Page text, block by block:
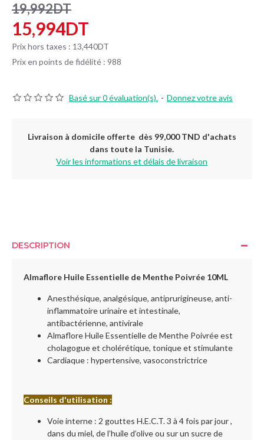
Basé sur 0 évaluation(s). - Donnez votre avis
15,994DT
19,992DT
Prix hors taxes : 13,440DT
Prix en points de fidélité : 988
Livraison à domicile offerte dès 99,000 TND d'achats
dans toute la Tunisie.
Voir les informations et délais de livraison
DESCRIPTION
Almaflore Huile Essentielle de Menthe Poivrée 10ML
Anesthésique, analgésique, antiprurigineuse, anti-
inflammatoire urinaire et intestinale,
antibactérienne, antivirale
Almaflore Huile Essentielle de Menthe Poivrée est
cholagogue et cholérétique, tonique et stimulante
Cardiaque : hypertensive, vasoconstrictrice
Conseils d'utilisation :
Voie interne : 2 gouttes H.E.C.T. 3 à 4 fois par jour ,
dans du miel, de l’huile d’olive ou sur un sucre de